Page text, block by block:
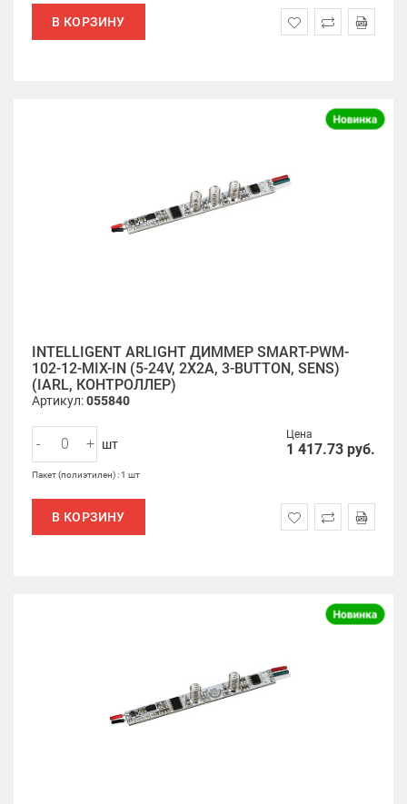
В КОРЗИНУ
INTELLIGENT ARLIGHT ДИММЕР SMART-PWM-
102-12-MIX-IN (5-24V, 2X2A, 3-BUTTON, SENS)
(IARL, КОНТРОЛЛЕР)
Артикул:055840
Цена
1 417.73 руб.
- + шт
Пакет (полиэтилен) : 1 шт
В КОРЗИНУ